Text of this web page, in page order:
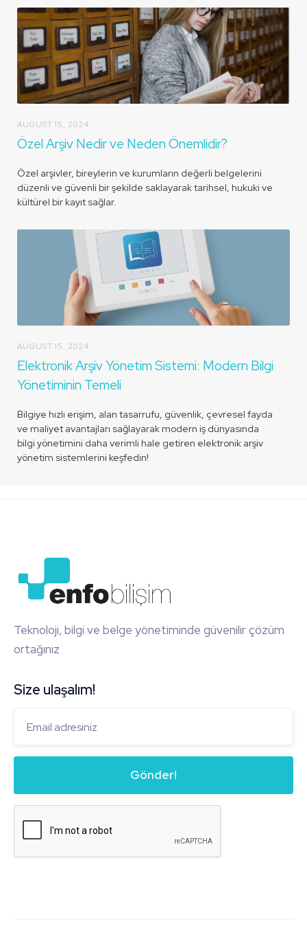
AUGUST 15, 2024
Özel Arşiv Nedir ve Neden Önemlidir?
Özel arşivler, bireylerin ve kurumların değerli belgelerini
düzenli ve güvenli bir şekilde saklayarak tarihsel, hukuki ve
kültürel bir kayıt sağlar.
AUGUST 15, 2024
Elektronik Arşiv Yönetim Sistemi: Modern Bilgi
Yönetiminin Temeli
Bilgiye hızlı erişim, alan tasarrufu, güvenlik, çevresel fayda
ve maliyet avantajları sağlayarak modern iş dünyasında
bilgi yönetimini daha verimli hale getiren elektronik arşiv
yönetim sistemlerini keşfedin!
Teknoloji, bilgi ve belge yönetiminde güvenilir çözüm
ortağınız
Size ulaşalım!